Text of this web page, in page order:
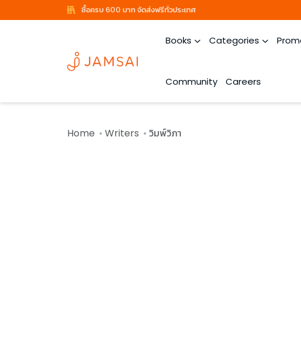
ซื้อครบ 600 บาท จัดส่งฟรีทั่วประเทศ
Books Categories
Community Careers
Home Writers วิมพ์วิภา